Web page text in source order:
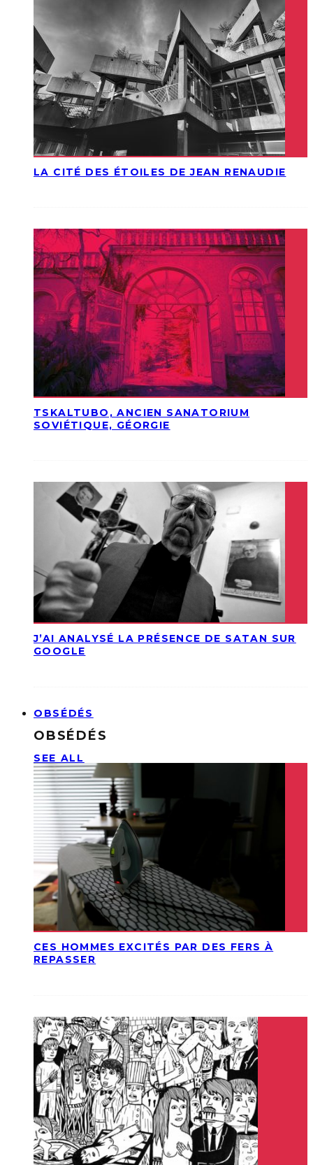
LA CITÉ DES ÉTOILES DE JEAN RENAUDIE
TSKALTUBO, ANCIEN SANATORIUM
SOVIÉTIQUE, GÉORGIE
J’AI ANALYSÉ LA PRÉSENCE DE SATAN SUR
GOOGLE
OBSÉDÉS
OBSÉDÉS
SEE ALL
CES HOMMES EXCITÉS PAR DES FERS À
REPASSER